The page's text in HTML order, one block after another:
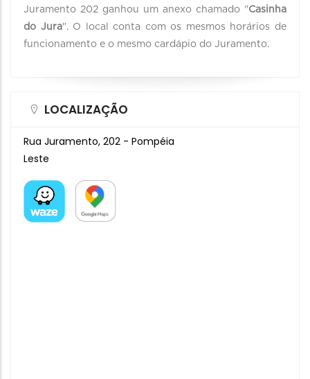
Juramento 202 ganhou um anexo chamado "Casinha
do Jura". O local conta com os mesmos horários de
funcionamento e o mesmo cardápio do Juramento.
LOCALIZAÇÃO
Rua Juramento, 202 - Pompéia
Leste